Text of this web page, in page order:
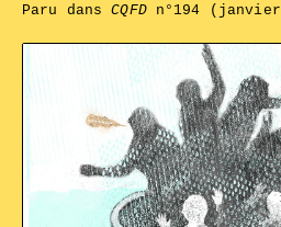
Paru dansCQFDn°194 (janvier